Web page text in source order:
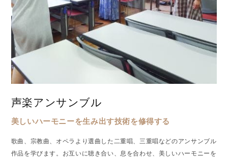
声楽アンサンブル
美しいハーモニーを生み出す技術を修得する
歌曲、宗教曲、オペラより選曲した二重唱、三重唱などのアンサンブル
作品を学びます。お互いに聴き合い、息を合わせ、美しいハーモニーを